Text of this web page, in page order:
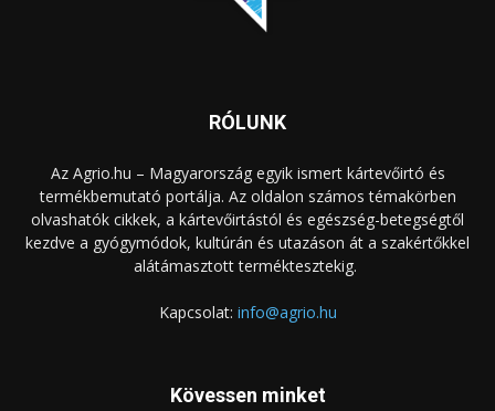
RÓLUNK
Az Agrio.hu – Magyarország egyik ismert kártevőirtó és
termékbemutató portálja. Az oldalon számos témakörben
olvashatók cikkek, a kártevőirtástól és egészség-betegségtől
kezdve a gyógymódok, kultúrán és utazáson át a szakértőkkel
alátámasztott terméktesztekig.
Kapcsolat: info@agrio.hu
Kövessen minket